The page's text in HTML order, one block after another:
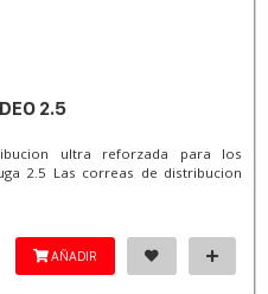
2.5
ultra reforzada para los
2.5 Las correas de distribucion
AÑADIR